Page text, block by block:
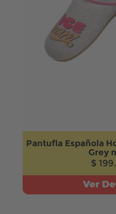
Pantufla Española
Grey
$
Ver